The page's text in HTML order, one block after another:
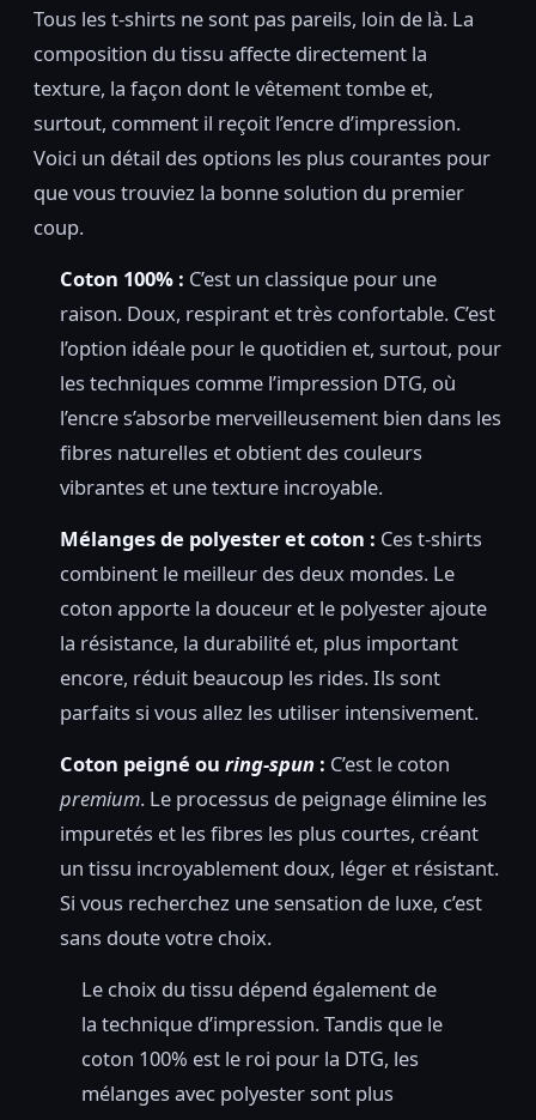
Tous les t-shirts ne sont pas pareils, loin de là. La
composition du tissu affecte directement la
texture, la façon dont le vêtement tombe et,
surtout, comment il reçoit l’encre d’impression.
Voici un détail des options les plus courantes pour
que vous trouviez la bonne solution du premier
coup.
Coton 100% : C’est un classique pour une
raison. Doux, respirant et très confortable. C’est
l’option idéale pour le quotidien et, surtout, pour
les techniques comme l’impression DTG, où
l’encre s’absorbe merveilleusement bien dans les
fibres naturelles et obtient des couleurs
vibrantes et une texture incroyable.
Mélanges de polyester et coton : Ces t-shirts
combinent le meilleur des deux mondes. Le
coton apporte la douceur et le polyester ajoute
la résistance, la durabilité et, plus important
encore, réduit beaucoup les rides. Ils sont
parfaits si vous allez les utiliser intensivement.
Coton peigné ou ring-spun : C’est le coton
premium. Le processus de peignage élimine les
impuretés et les fibres les plus courtes, créant
un tissu incroyablement doux, léger et résistant.
Si vous recherchez une sensation de luxe, c’est
sans doute votre choix.
Le choix du tissu dépend également de
la technique d’impression. Tandis que le
coton 100% est le roi pour la DTG, les
mélanges avec polyester sont plus